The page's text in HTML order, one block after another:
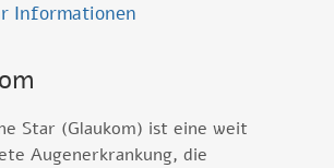
Informationen
Star (Glaukom) ist eine weit
Augenerkrankung, die